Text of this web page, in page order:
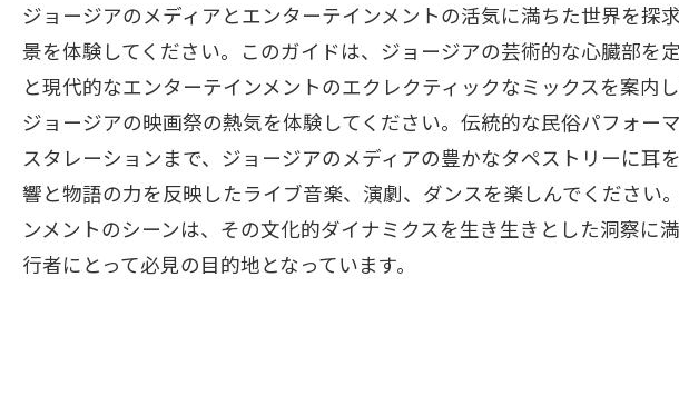
ジョージアのメディアとエンターテインメントの活気に満ちた世界を探
景を体験してください。このガイドは、ジョージアの芸術的な心臓部を
と現代的なエンターテインメントのエクレクティックなミックスを案内
ジョージアの映画祭の熱気を体験してください。伝統的な民俗パフォー
スタレーションまで、ジョージアのメディアの豊かなタペストリーに耳
響と物語の力を反映したライブ音楽、演劇、ダンスを楽しんでください
ンメントのシーンは、その文化的ダイナミクスを生き生きとした洞察に
行者にとって必見の目的地となっています。